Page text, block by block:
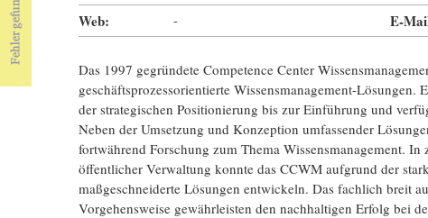
Web: - E-
Das 1997 gegründete Competence Center
geschäftsprozessorientierte Wissensmanagement-
der strategischen Positionierung bis zur Einführung und
Neben der Umsetzung und Konzeption umfassender
fortwährend Forschung zum Thema Wissensmanagement.
öffentlicher Verwaltung konnte das CCWM aufgrund der
maßgeschneiderte Lösungen entwickeln. Das fachlich breit
Vorgehensweise gewährleisten den nachhaltigen Erfolg bei